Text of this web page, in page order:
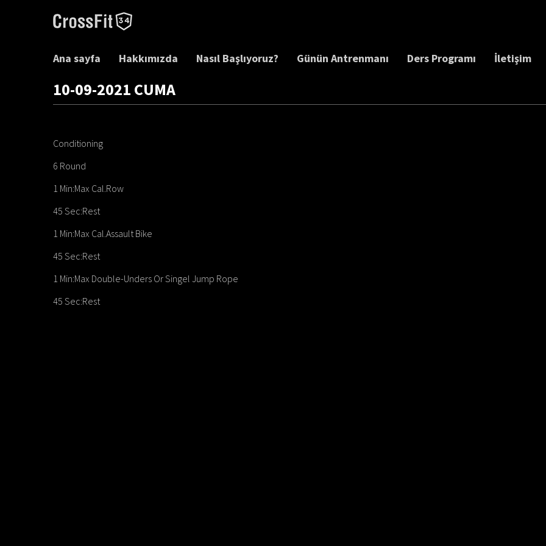
Ana sayfa Hakkımızda Nasıl Başlıyoruz? Günün Antrenmanı Ders Programı İletişim
10-09-2021 CUMA
Conditioning
6 Round
1 Min:Max Cal.Row
45 Sec:Rest
1 Min:Max Cal.Assault Bike
45 Sec:Rest
1 Min:Max Double-Unders Or Singel Jump Rope
45 Sec:Rest